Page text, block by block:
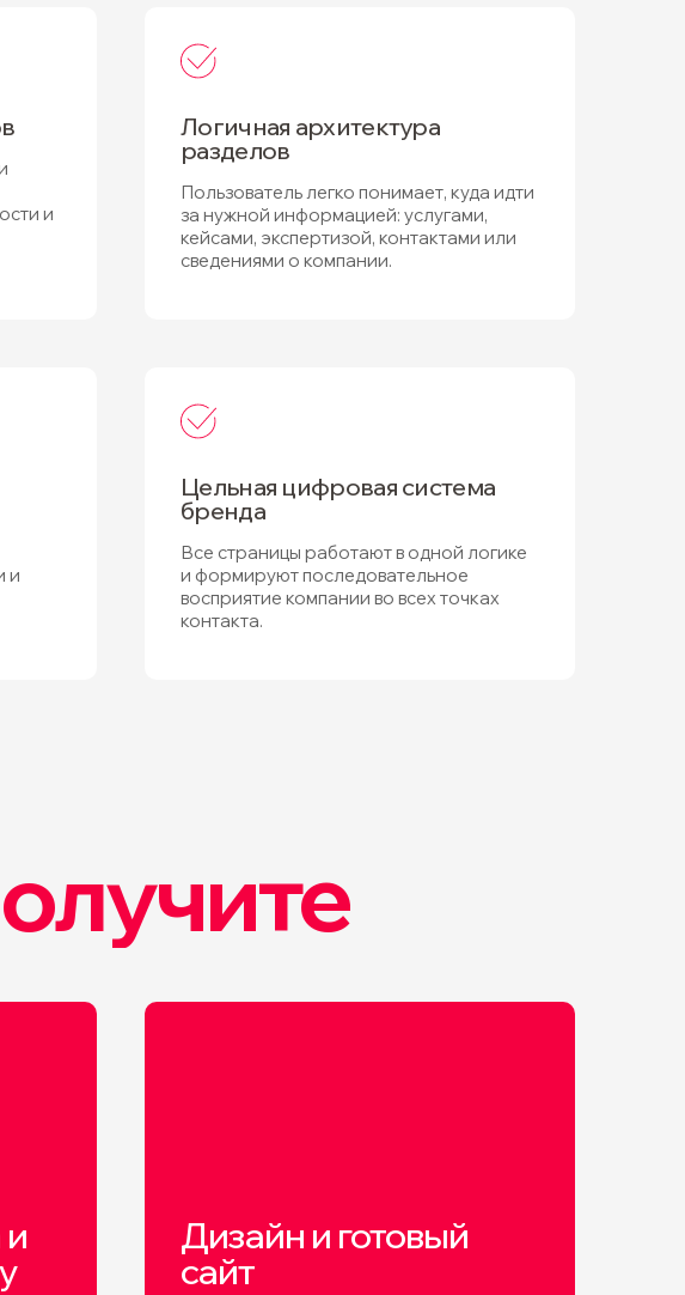
и
Логичная архитектура
разделов
Пользователь легко понимает, куда идти
за нужной информацией: услугами,
кейсами, экспертизой, контактами или
сведениями о компании.
и
Цельная цифровая система
бренда
Все страницы работают в одной логике
и формируют последовательное
восприятие компании во всех точках
контакта.
Дизайн и готовый
сайт